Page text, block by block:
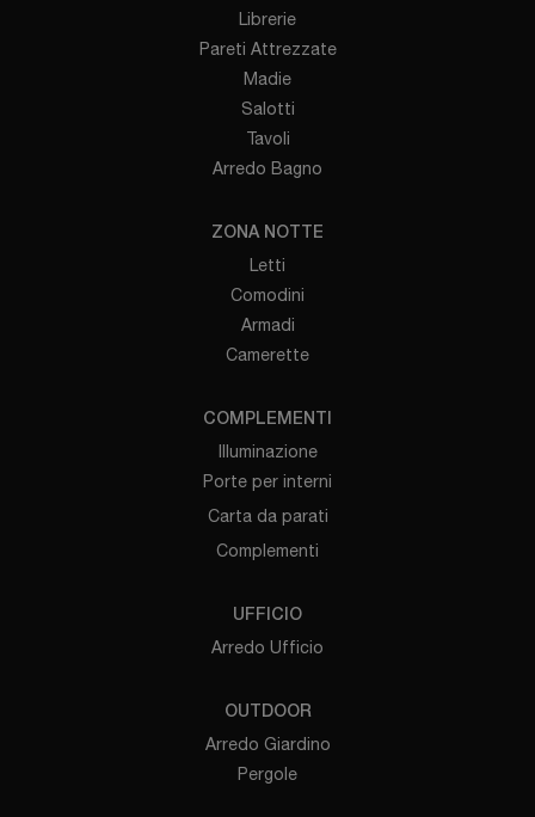
Librerie
Pareti Attrezzate
Madie
Salotti
Tavoli
Arredo Bagno
ZONA NOTTE
Letti
Comodini
Armadi
Camerette
COMPLEMENTI
Illuminazione
Porte per interni
Carta da parati
Complementi
UFFICIO
Arredo Ufficio
OUTDOOR
Arredo Giardino
Pergole